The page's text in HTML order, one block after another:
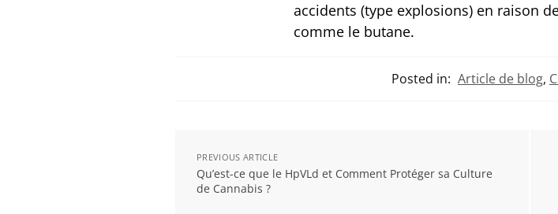
accidents (type explosions) en raison
comme le butane.
Posted in: Article de blog,
PREVIOUS ARTICLE
Qu’est-ce que le HpVLd et Comment Protéger sa Culture
de Cannabis ?